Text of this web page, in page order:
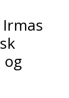
Irmas